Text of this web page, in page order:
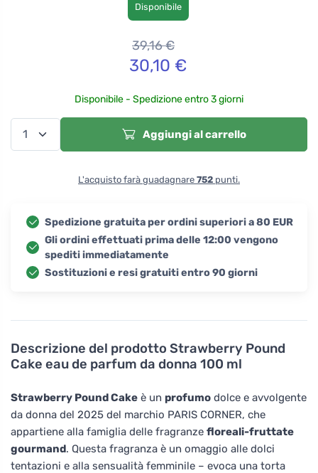
Descrizione del prodotto Strawberry Pound
Cake eau de parfum da donna 100 ml
Strawberry Pound Cake è un profumo dolce e avvolgente
da donna del 2025 del marchio PARIS CORNER, che
appartiene alla famiglia delle fragranze floreali-fruttate
gourmand. Questa fragranza è un omaggio alle dolci
tentazioni e alla sensualità femminile – evoca una torta
Disponibile
39,16€
30,10 €
Disponibile - Spedizione entro 3 giorni
Aggiungi al carrello
L'acquisto farà guadagnare 752 punti.
Spedizione gratuita per ordini superiori a 80 EUR
Gli ordini effettuati prima delle 12:00 vengono
spediti immediatamente
Sostituzioni e resi gratuiti entro 90 giorni